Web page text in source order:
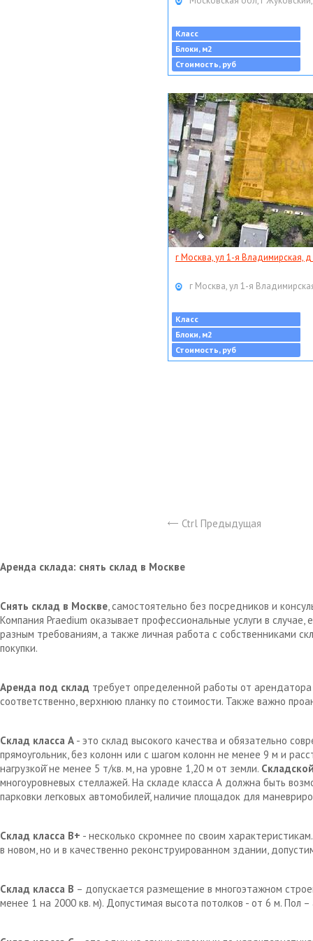
Класс
Блоки, м2
Стоимость, руб
г Москва, ул 1-я Владимирская, д
г Москва, ул 1-я
Класс
Блоки, м2
Стоимость, руб
Ctrl Предыдущая
Аренда склада: снять склад в Москве
Снять склад в Москве, самостоятельно без посредников и
Компания Praedium оказывает профессиональные услуги в
разным требованиям, а также личная работа с собственниками
покупки.
Аренда под склад требует определенной работы от
соответственно, верхнюю планку по стоимости. Также важно
Склад класса А - это склад высокого качества и обязательно
прямоугольник, без колонн или с шагом колонн не менее 9 м и
нагрузкой̆ не менее 5 т/кв. м, на уровне 1,20 м от земли.
многоуровневых стеллажей. На складе класса А должна быть
парковки легковых автомобилей̆, наличие площадок для
Склад класса В+ - несколько скромнее по своим
в новом, но и в качественно реконструированном здании,
Склад класса В – допускается размещение в многоэтажном
менее 1 на 2000 кв. м). Допустимая высота потолков - от 6 м. Пол